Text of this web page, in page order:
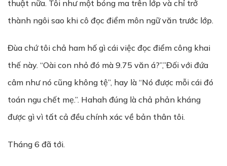
thuật nữa. Tôi như một bóng ma trên lớp và chỉ trở
thành ngôi sao khi cô đọc điểm môn ngữ văn trước lớp.
Đùa chứ tôi chả ham hố gì cái việc đọc điểm công khai
thế này. “Oài con nhỏ đó mà 9.75 văn á?”,”Đối với đứa
câm như nó cũng không tệ”, hay là “Nó được mỗi cái đó
toán ngu chết mẹ.”. Hahah đúng là chả phản kháng
được gì vì tất cả đều chính xác về bản thân tôi.
Tháng 6 đã tới.